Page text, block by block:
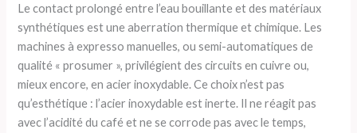
Le contact prolongé entre l’eau bouillante et des matériaux
synthétiques est une aberration thermique et chimique. Les
machines à expresso manuelles, ou semi-automatiques de
qualité « prosumer », privilégient des circuits en cuivre ou,
mieux encore, en acier inoxydable. Ce choix n’est pas
qu’esthétique : l’acier inoxydable est inerte. Il ne réagit pas
avec l’acidité du café et ne se corrode pas avec le temps,